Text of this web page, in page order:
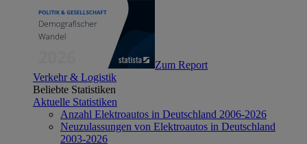
Zum Report
Verkehr & Logistik
Beliebte Statistiken
Aktuelle Statistiken
Anzahl Elektroautos in Deutschland 2006-2026
Neuzulassungen von Elektroautos in Deutschland
2003-2026